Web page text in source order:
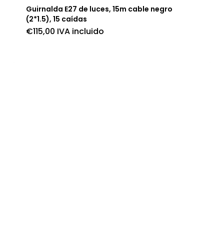
Guirnalda E27 de luces, 15m cable negro
(2*1.5), 15 caídas
€115,00 IVA incluido